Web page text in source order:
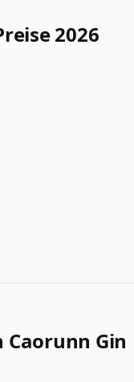
2026
Gin